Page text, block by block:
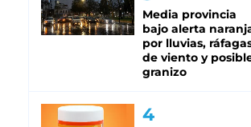
Media provincia
bajo alerta
por lluvias,
de viento y
granizo